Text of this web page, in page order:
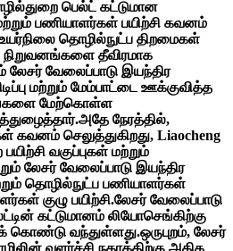
பெல்ட் கட்டுமான
பணியாளர்கள் பயிற்சி கவனம்
தொழில்நுட்ப திறமைகள்
நிறுவனங்களை தீவிரமாக
லேசர் வேலைப்பாடு இயந்திர
மற்றும் மேம்பாட்டை ஊக்குவித்த
மேற்கொள்ள
நேரத்தில்,
கவனம் செலுத்துகிறது, Liaocheng
வகுப்புகள் மற்றும்
லேசர் வேலைப்பாடு இயந்திர
தொழில்நுட்ப பணியாளர்கள்
குழு பயிற்சி.லேசர் வேலைப்பாடு
கட்டுமானம் லியோசெங்கிற்கு
வந்துள்ளது.ஒருபுறம், லேசர்